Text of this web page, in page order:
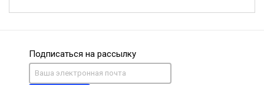
Подписаться на рассылку